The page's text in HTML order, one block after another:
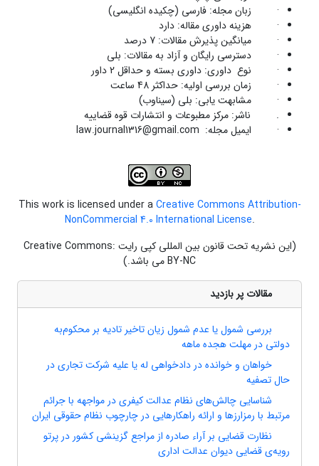
· زبان مجله: فارسی (چکیده انگلیسی)
· هزینه داوری مقاله: دارد
· میانگین پذیرش مقالات: 7 درصد
· دسترسی رایگان و آزاد به مقالات: بلی
· نوع داوری: داوری بسته و حداقل 2 داور
· زمان بررسی اولیه: حداکثر 48 ساعت
· مشابهت یابی: بلی (سیناوب)
. ناشر: مرکز مطبوعات و انتشارات قوه قضاییه
· ایمیل مجله: law.journal1316@gmail.com
This work is licensed under aCreative Commons Attribution-
NonCommercial 4.0 International License.
(این نشریه تحت قانون بین المللی کپی رایت Creative Commons:
BY-NC می باشد.)
مقالات پر بازدید
بررسی شمول یا عدم شمول زیان تاخیر تادیه بر محکوم‌به
دولتی در مهلت هجده ماهه
خواهان و خوانده در دادخواهی له یا علیه شرکت تجاری در
حال تصفیه
شناسایی چالش‌های نظام عدالت کیفری در مواجهه با جرائم
مرتبط با رمزارزها و ارائه راهکارهایی در چارچوب نظام حقوقی ایران
نظارت قضایی بر آراء صادره از مراجع گزینشی کشور در پرتو
رویه‌ی قضایی دیوان عدالت اداری